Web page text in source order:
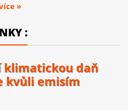
»
:
klimatickou daň
kvůli emisím